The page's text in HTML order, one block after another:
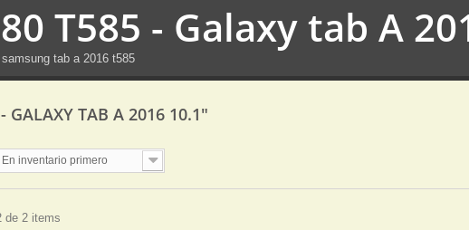
T585 - Galaxy tab A
samsung tab a 2016 t585
GALAXY TAB A 2016 10.1"
En inventario primero
de 2 items